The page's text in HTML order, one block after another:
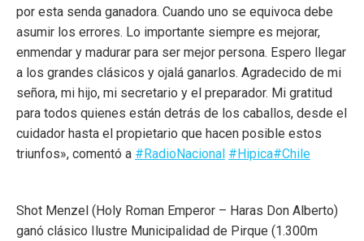
por esta senda ganadora. Cuando uno se equivoca debe
asumir los errores. Lo importante siempre es mejorar,
enmendar y madurar para ser mejor persona. Espero llegar
a los grandes clásicos y ojalá ganarlos. Agradecido de mi
señora, mi hijo, mi secretario y el preparador. Mi gratitud
para todos quienes están detrás de los caballos, desde el
cuidador hasta el propietario que hacen posible estos
triunfos», comentó a #RadioNacional #Hipica#Chile
Shot Menzel (Holy Roman Emperor – Haras Don Alberto)
ganó clásico Ilustre Municipalidad de Pirque (1.300m